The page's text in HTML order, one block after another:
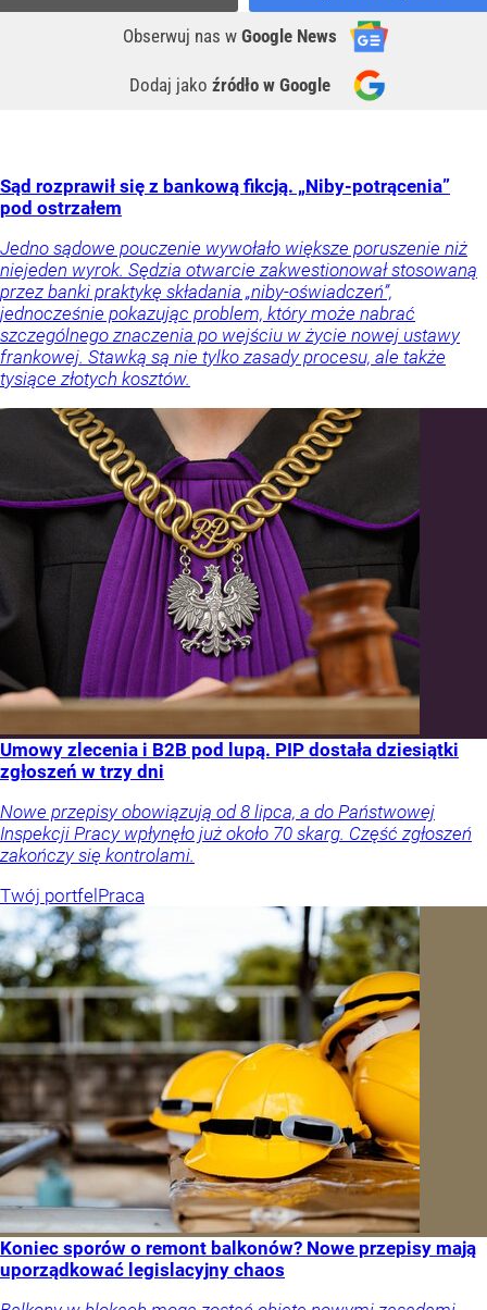
Obserwuj nas w Google News
Dodaj jako źródło w Google
Sąd rozprawił się z bankową fikcją. „Niby-potrącenia”
pod ostrzałem
Jedno sądowe pouczenie wywołało większe poruszenie niż
niejeden wyrok. Sędzia otwarcie zakwestionował stosowaną
przez banki praktykę składania „niby-oświadczeń”,
jednocześnie pokazując problem, który może nabrać
szczególnego znaczenia po wejściu w życie nowej ustawy
frankowej. Stawką są nie tylko zasady procesu, ale także
tysiące złotych kosztów.
Umowy zlecenia i B2B pod lupą. PIP dostała dziesiątki
zgłoszeń w trzy dni
Nowe przepisy obowiązują od 8 lipca, a do Państwowej
Inspekcji Pracy wpłynęło już około 70 skarg. Część zgłoszeń
zakończy się kontrolami.
Twój portfel Praca
Koniec sporów o remont balkonów? Nowe przepisy mają
uporządkować legislacyjny chaos